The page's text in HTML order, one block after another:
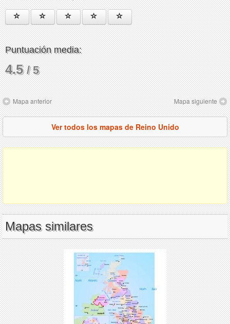
Puntuación media:
4.5/ 5
Mapa anterior Mapa siguiente
Ver todos los mapas de Reino Unido
Mapas similares